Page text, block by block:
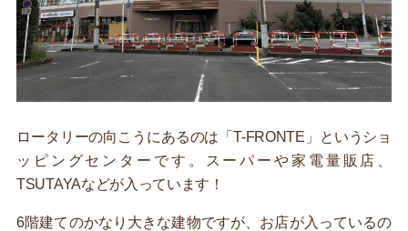
ロータリーの向こうにあるのは「T-FRONTE」というショ
ッピングセンターです。スーパーや家電量販店、
TSUTAYAなどが入っています！
6階建てのかなり大きな建物ですが、お店が入っているの